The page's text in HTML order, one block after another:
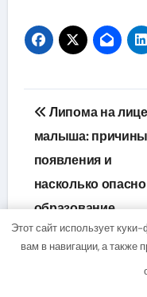
по
записям
Липома на
малыша: причины
появления и
насколько опасно
образование
Этот сайт использует
вам в навигации, а также